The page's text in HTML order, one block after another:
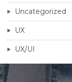
Uncategorized
UX
UX/UI